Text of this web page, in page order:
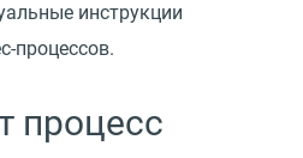
инструкции
процессов.
процесс